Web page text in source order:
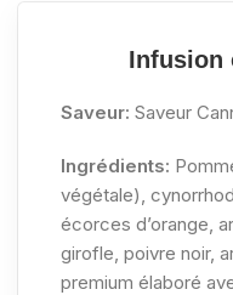
Infusion
Saveur: Saveur
Ingrédients:
végétale),
écorces d’orange,
girofle, poivre noir,
premium élaboré